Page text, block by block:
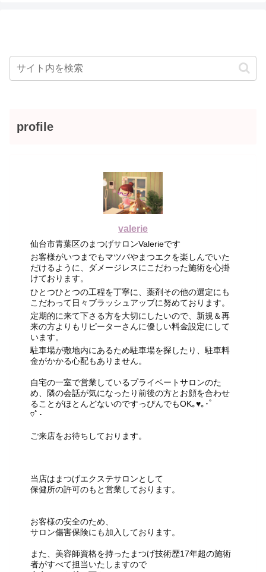
profile
valerie
仙台市青葉区のまつげサロンValerieです
お客様がいつまでもマツパやまつエクを楽しんでいた
だけるように、ダメージレスにこだわった施術を心掛
けております。
ひとつひとつの工程を丁寧に、薬剤その他の選定にも
こだわって日々ブラッシュアップに努めております。
定期的に来て下さる方を大切にしたいので、新規＆再
来の方よりもリピーターさんに優しい料金設定にして
います。
駐車場が敷地内にあるため駐車場を探したり、駐車料
金がかかる心配もありません。
自宅の一室で営業しているプライベートサロンのた
め、隣の会話が気になったり前後の方とお顔を合わせ
ることがほとんどないのですっぴんでもOK｡♥｡･ﾟ
♡ﾟ･
ご来店をお待ちしております。
当店はまつげエクステサロンとして
保健所の許可のもと営業しております。
お客様の安全のため、
サロン傷害保険にも加入しております。
また、美容師資格を持ったまつげ技術歴17年超の施術
者がすべて担当いたしますので